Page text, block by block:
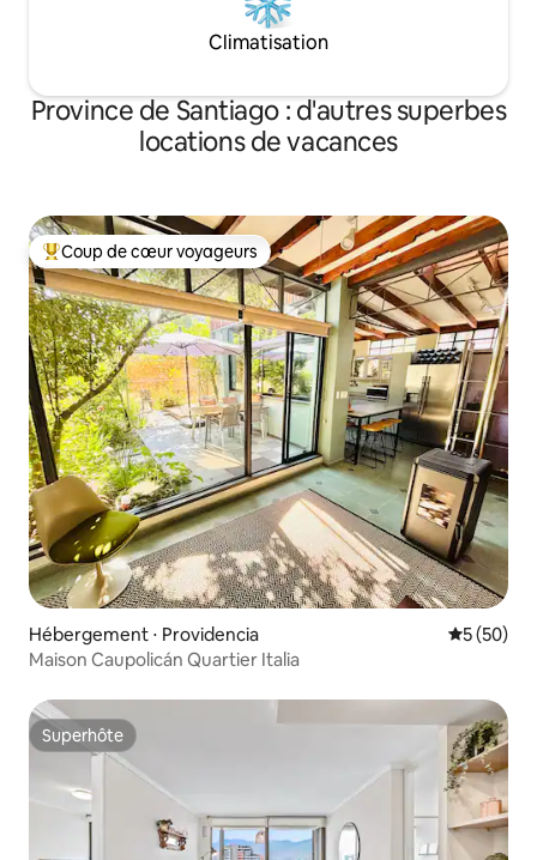
Climatisation
Province de Santiago : d'autres superbes
locations de vacances
Coups de cœur voyageurs les plus appréciés
Coup de cœur voyageurs
Hébergement ⋅ Providencia
5 (50)
Maison Caupolicán Quartier Italia
Superhôte
Superhôte